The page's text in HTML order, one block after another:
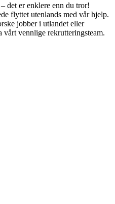
det er enklere enn du tror!
flyttet utenlands med vår hjelp.
jobber i utlandet eller
vennlige rekrutteringsteam.